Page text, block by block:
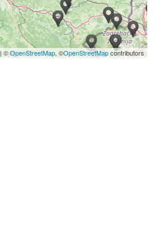
| ©OpenStreetMap, ©OpenStreetMapcontributors